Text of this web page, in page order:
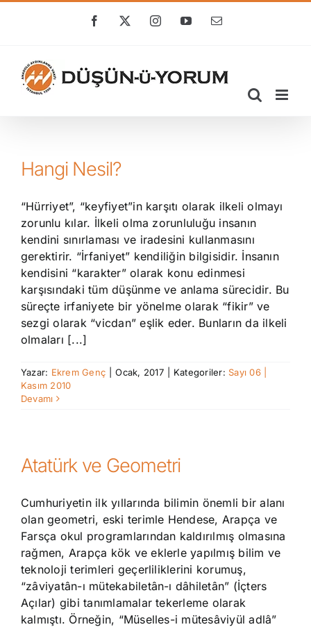
Facebook
X InstagramYouTube
E-
Hangi Nesil?
“Hürriyet”, “keyfiyet”in karşıtı olarak ilkeli olmayı
zorunlu kılar. İlkeli olma zorunluluğu insanın
kendini sınırlaması ve iradesini kullanmasını
gerektirir. “İrfaniyet” kendiliğin bilgisidir. İnsanın
kendisini “karakter” olarak konu edinmesi
karşısındaki tüm düşünme ve anlama sürecidir. Bu
süreçte irfaniyete bir yönelme olarak “fikir” ve
sezgi olarak “vicdan” eşlik eder. Bunların da ilkeli
olmaları [...]
Yazar: Ekrem Genç Ocak, 2017 Kategoriler: Sayı 06 |
Kasım 2010
Devamı
Atatürk ve Geometri
Cumhuriyetin ilk yıllarında bilimin önemli bir alanı
olan geometri, eski terimle Hendese, Arapça ve
Farsça okul programlarından kaldırılmış olmasına
rağmen, Arapça kök ve eklerle yapılmış bilim ve
teknoloji terimleri geçerliliklerini korumuş,
“zâviyatân-ı mütekabiletân-ı dâhiletân” (İçters
Açılar) gibi tanımlamalar tekerleme olarak
kalmıştı. Örneğin, “Müselles-i mütesâviyül adlâ”